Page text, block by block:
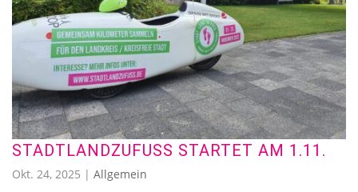
STADTLANDZUFUSS STARTET AM 1.11.
Okt. 24, 2025 | Allgemein